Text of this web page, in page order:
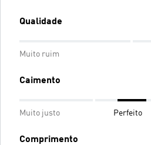
Qualidade
Muito ruim
Caimento
Muito justo Perfeito
Comprimento